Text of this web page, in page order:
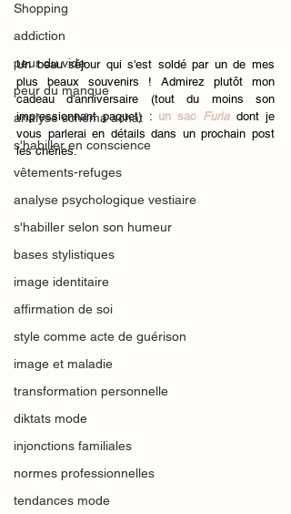
Shopping
addiction
peur du vide
peur du manque
analyse schéma achat
s'habiller en conscience
vêtements-refuges
analyse psychologique vestiaire
s'habiller selon son humeur
bases stylistiques
image identitaire
affirmation de soi
style comme acte de guérison
image et maladie
transformation personnelle
diktats mode
injonctions familiales
normes professionnelles
tendances mode
Un beau séjour qui s'est soldé par un de mes
plus beaux souvenirs ! Admirez plutôt mon
cadeau d'anniversaire (tout du moins son
impressionnant paquet) : un sac Furla dont je
vous parlerai en détails dans un prochain post
les chéries.